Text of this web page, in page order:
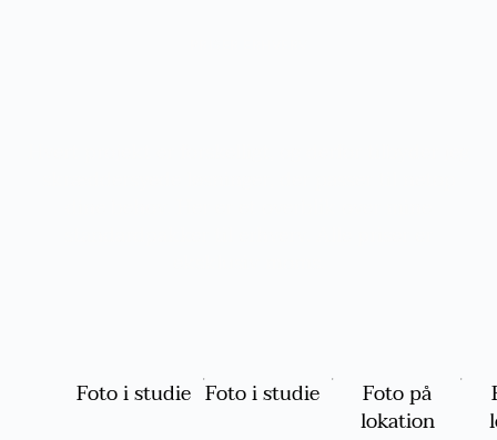
Foto i studie Foto i studie
Foto på
lokation